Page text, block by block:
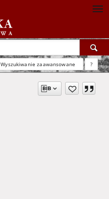
Wyszukiwanie zaawansowane ?